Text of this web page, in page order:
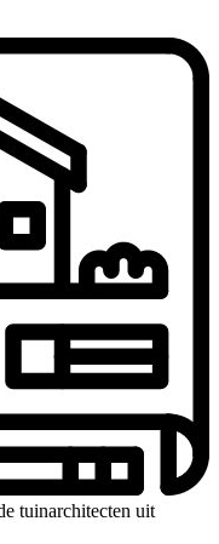
tuinarchitecten uit